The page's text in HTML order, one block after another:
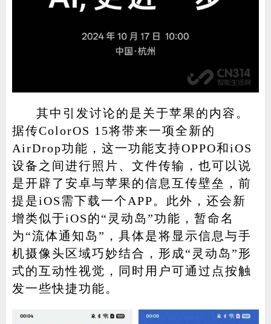
其中引发讨论的是关于苹果的内容。
据传ColorOS 15将带来一项全新的
AirDrop功能，这一功能支持OPPO和iOS
设备之间进行照片、文件传输，也可以说
是开辟了安卓与苹果的信息互传壁垒，前
提是iOS需下载一个APP。此外，还会新
增类似于iOS的“灵动岛”功能，暂命名
为“流体通知岛”，具体是将显示信息与手
机摄像头区域巧妙结合，形成“灵动岛”形
式的互动性视觉，同时用户可通过点按触
发一些快捷功能。